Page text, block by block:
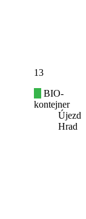
13
BIO-
kontejner
Újezd
Hrad